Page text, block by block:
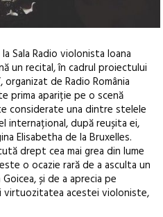
Sala Radio violonista Ioana
un recital, în cadrul proiectului
organizat de Radio România
prima apariție pe o scenă
considerate una dintre stelele
internațional, după reușita ei,
Elisabetha de la Bruxelles.
drept cea mai grea din lume
o ocazie rară de a asculta un
și de a aprecia pe
virtuozitatea acestei violoniste,